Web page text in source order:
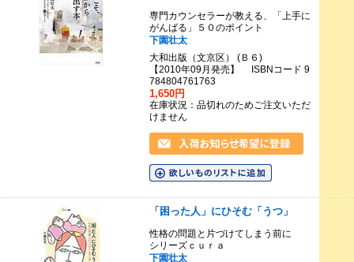
専門カウンセラーが教える、「上手に
がんばる」５０のポイント
下園壮太
大和出版（文京区） (Ｂ６)
【2010年09月発売】 ISBNコード 9
784804761763
1,650円
在庫状況：品切れのためご注文いただ
けません
「困った人」にひそむ「うつ」
性格の問題と片づけてしまう前に
シリーズｃｕｒａ
下園壮太